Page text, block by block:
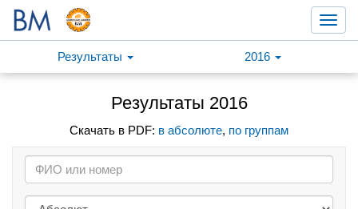
Результаты
2016
Результаты 2016
Скачать в PDF: в абсолюте, по группам